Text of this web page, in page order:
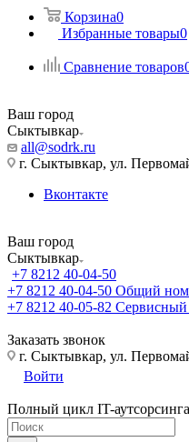
Корзина0
Избранные товары0
Сравнение товаров
Ваш город
Сыктывкар
all@sodrk.ru
г. Сыктывкар, ул.
Вконтакте
Ваш город
Сыктывкар
+7 8212 40-04-50
+7 8212 40-04-50 Общий
+7 8212 40-05-82 Сервисный
Заказать звонок
г. Сыктывкар, ул.
Войти
Полный цикл IT-